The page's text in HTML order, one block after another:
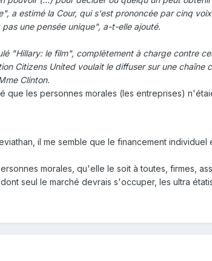
a estimé la Cour, qui s'est prononcée par cinq
une pensée unique", a-t-elle ajouté.
"Hillary: le film", complètement à charge contre
Citizens United voulait le diffuser sur une
Clinton.
que les personnes morales (les entreprises)
il me semble que le financement
morales, qu'elle le soit à toutes, firmes,
seul le marché devrais s'occuper, les ultra